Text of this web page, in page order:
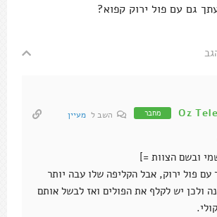
גם עם פול ירוק קפוא?
Oz מחבר השב ל מעיין
ובשם הצוות =]
עם פול ירוק, אבל הקליפה שלו עבה יותר
ולכן יש לקלף את הפולים ואז לבשל אותם